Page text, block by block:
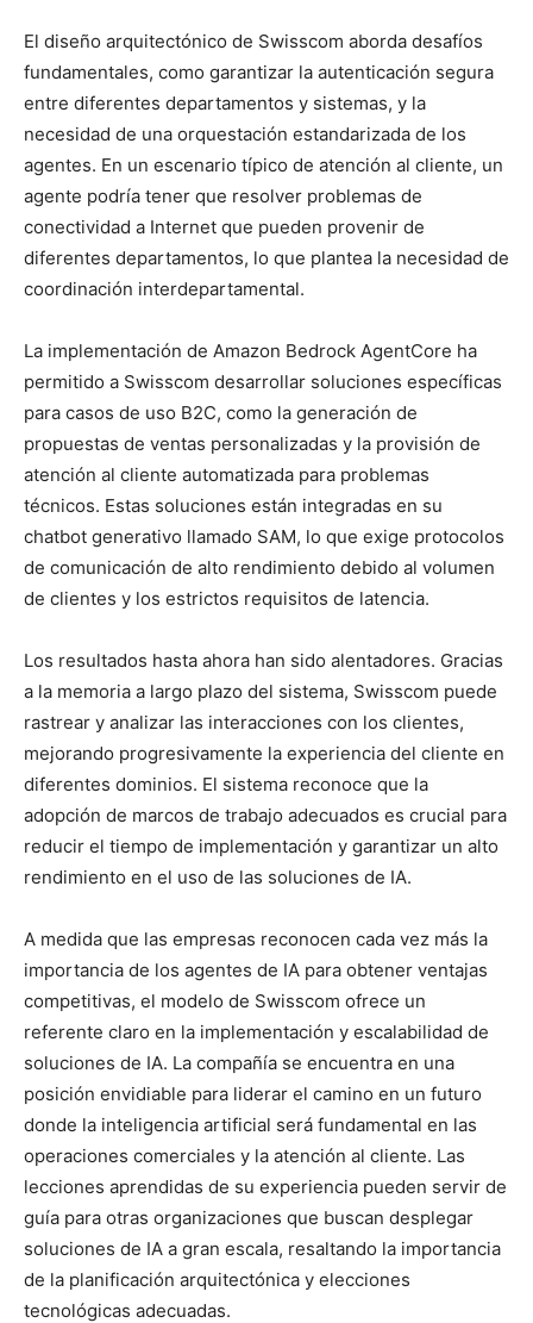
El diseño arquitectónico de Swisscom aborda desafíos
fundamentales, como garantizar la autenticación segura
entre diferentes departamentos y sistemas, y la
necesidad de una orquestación estandarizada de los
agentes. En un escenario típico de atención al cliente, un
agente podría tener que resolver problemas de
conectividad a Internet que pueden provenir de
diferentes departamentos, lo que plantea la necesidad de
coordinación interdepartamental.
La implementación de Amazon Bedrock AgentCore ha
permitido a Swisscom desarrollar soluciones específicas
para casos de uso B2C, como la generación de
propuestas de ventas personalizadas y la provisión de
atención al cliente automatizada para problemas
técnicos. Estas soluciones están integradas en su
chatbot generativo llamado SAM, lo que exige protocolos
de comunicación de alto rendimiento debido al volumen
de clientes y los estrictos requisitos de latencia.
Los resultados hasta ahora han sido alentadores. Gracias
a la memoria a largo plazo del sistema, Swisscom puede
rastrear y analizar las interacciones con los clientes,
mejorando progresivamente la experiencia del cliente en
diferentes dominios. El sistema reconoce que la
adopción de marcos de trabajo adecuados es crucial para
reducir el tiempo de implementación y garantizar un alto
rendimiento en el uso de las soluciones de IA.
A medida que las empresas reconocen cada vez más la
importancia de los agentes de IA para obtener ventajas
competitivas, el modelo de Swisscom ofrece un
referente claro en la implementación y escalabilidad de
soluciones de IA. La compañía se encuentra en una
posición envidiable para liderar el camino en un futuro
donde la inteligencia artificial será fundamental en las
operaciones comerciales y la atención al cliente. Las
lecciones aprendidas de su experiencia pueden servir de
guía para otras organizaciones que buscan desplegar
soluciones de IA a gran escala, resaltando la importancia
de la planificación arquitectónica y elecciones
tecnológicas adecuadas.